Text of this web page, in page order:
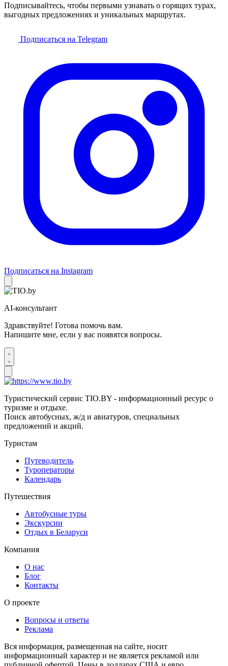
Подписывайтесь, чтобы первыми узнавать о горящих турах,
выгодных предложениях и уникальных маршрутах.
Подписаться на Telegram
Подписаться на Instagram
AI-консультант
Здравствуйте! Готова помочь вам.
Напишите мне, если у вас появятся вопросы.
Туристический сервис TIO.BY - информационный ресурс о
туризме и отдыхе.
Поиск автобусных, ж/д и авиатуров, специальных
предложений и акций.
Туристам
Путеводитель
Туроператоры
Календарь
Путешествия
Автобусные туры
Экскурсии
Отдых в Беларуси
Компания
О нас
Блог
Контакты
О проекте
Вопросы и ответы
Реклама
Вся информация, размещенная на сайте, носит
информационный характер и не является рекламой или